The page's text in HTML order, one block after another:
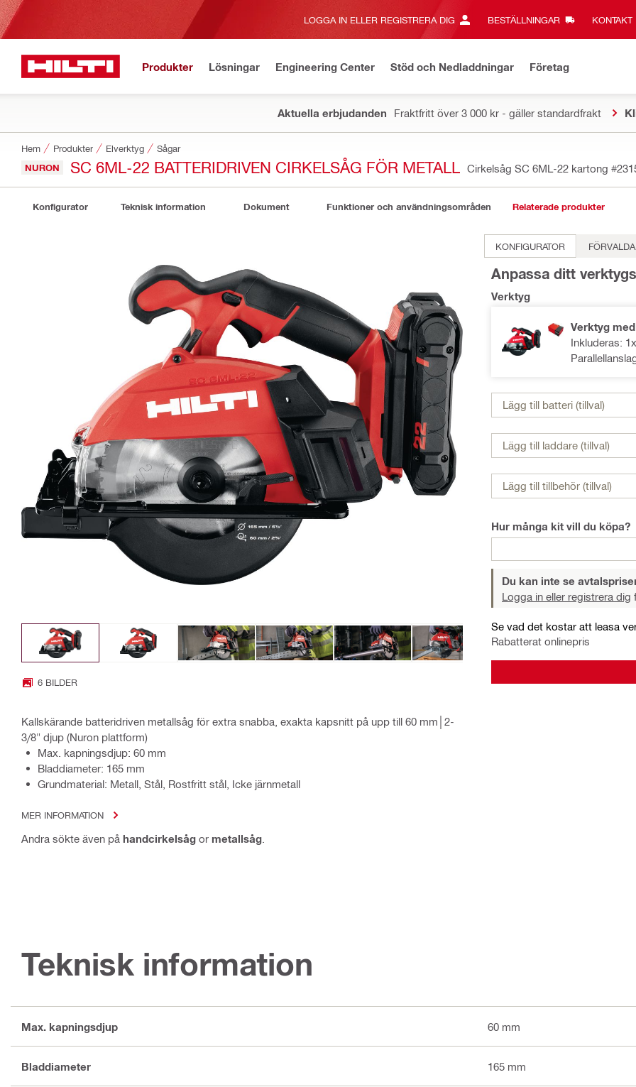
LOGGA IN ELLER REGISTRERA DIG BESTÄLLNINGAR KONTAKT‎
Produkter Lösningar Engineering Center Stöd och Nedladdningar Företag
Aktuella erbjudanden Fraktfritt över 3 000 kr - gäller standardfrakt
Hem Produkter Elverktyg Sågar
NURON SC 6ML-22 BATTERIDRIVEN CIRKELSÅG FÖR METALL Cirkelsåg SC 6ML-22 kartong
Konfigurator Teknisk information Dokument Funktioner och användningsområden Relaterade produkter
6 BILDER
Kallskärande batteridriven metallsåg för extra snabba, exakta kapsnitt på upp till 60 mm│2-
3/8" djup (Nuron plattform)
Max. kapningsdjup: 60 mm
Bladdiameter: 165 mm
Grundmaterial: Metall, Stål, Rostfritt stål, Icke järnmetall
MER INFORMATION
Andra sökte även på handcirkelsåg or metallsåg
KONFIGURATOR
Anpassa ditt
Verktyg
Verktyg
Inkluderas:
Lägg till batteri (tillval)
Lägg till laddare (tillval)
Lägg till tillbehör (tillval)
Hur många kit vill du köpa?
Du kan inte se
Logga in eller registrera dig
Se vad det kostar att leasa
Rabatterat onlinepris
Teknisk information
Max. kapningsdjup 60 mm
Bladdiameter 165 mm